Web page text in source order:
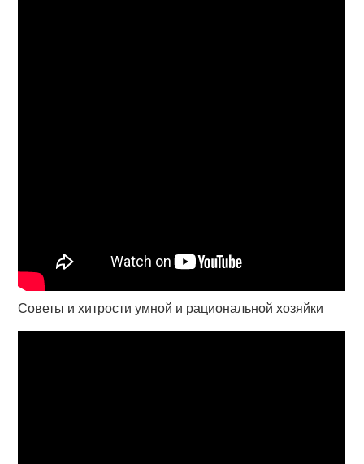
Советы и хитрости умной и рациональной хозяйки